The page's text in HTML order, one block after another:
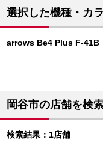
選択した機種・カ
arrows Be4 Plus F-41B
岡谷市の店舗を検
検索結果：1店舗